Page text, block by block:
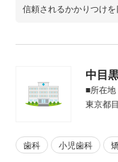
信頼されるかかりつけを
中目
■所在地
東京都
歯科 小児歯科